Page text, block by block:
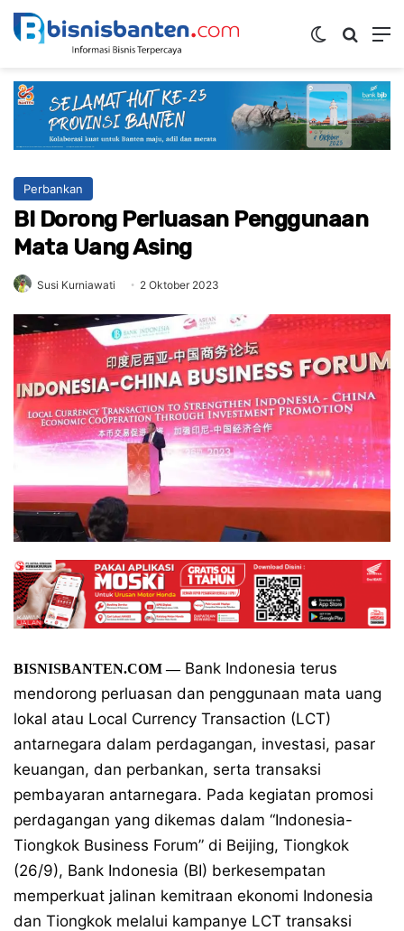
Switch skin
Perbankan
BI Dorong Perluasan Penggunaan
Mata Uang Asing
Susi Kurniawati 2 Oktober 2023
BISNISBANTEN.COM —Bank Indonesia terus
mendorong perluasan dan penggunaan mata uang
lokal atau Local Currency Transaction (LCT)
antarnegara dalam perdagangan, investasi, pasar
keuangan, dan perbankan, serta transaksi
pembayaran antarnegara. Pada kegiatan promosi
perdagangan yang dikemas dalam “Indonesia-
Tiongkok Business Forum” di Beijing, Tiongkok
(26/9), Bank Indonesia (BI) berkesempatan
memperkuat jalinan kemitraan ekonomi Indonesia
dan Tiongkok melalui kampanye LCT transaksi